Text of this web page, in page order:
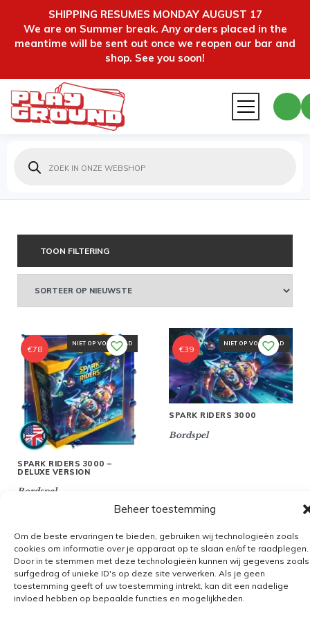
SHIPPING RESUMES MONDAY AUGUST 17
We are on Summer break. Any orders placed in the
meantime will be sent out once we reopen our bar and
shop. See you soon!
Beheer toestemming
Om de beste ervaringen te bieden, gebruiken wij technologieën zoals
cookies om informatie over je apparaat op te slaan en/of te raadplegen.
Door in te stemmen met deze technologieën kunnen wij gegevens zoals
surfgedrag of unieke ID's op deze site verwerken. Als je geen
toestemming geeft of uw toestemming intrekt, kan dit een nadelige
invloed hebben op bepaalde functies en mogelijkheden.
zoeken
TOON FILTERING
NIET OP VOORRAAD
SPARK RIDERS 3000 –
DELUXE VERSION
Bordspel
€78
NIET OP VOORRAAD
SPARK RIDERS 3000
Bordspel
€39
Algemene voorwaarden
Verzending